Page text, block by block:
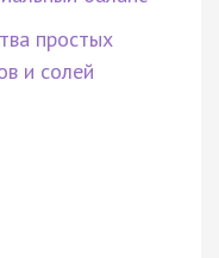
простых
и солей